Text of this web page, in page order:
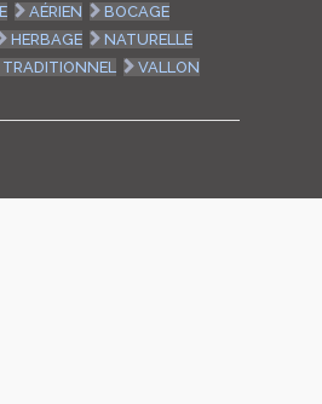
AÉRIEN
BOCAGE
HERBAGE
NATURELLE
TRADITIONNEL VALLON